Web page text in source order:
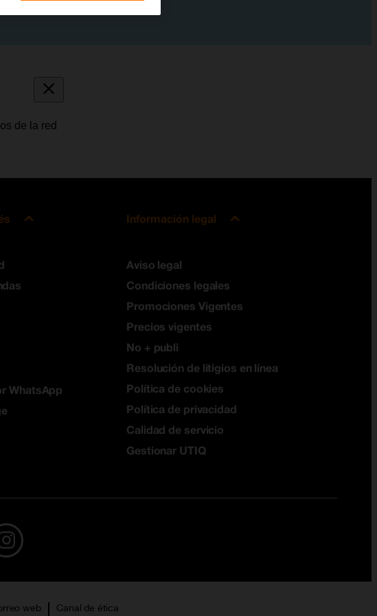
de la red
WhatsApp
Información legal
Aviso legal
Condiciones legales
Promociones Vigentes
Precios vigentes
No + publi
Resolución de litigios en línea
Política de cookies
Política de privacidad
Calidad de servicio
Gestionar UTIQ
web Canal de ética